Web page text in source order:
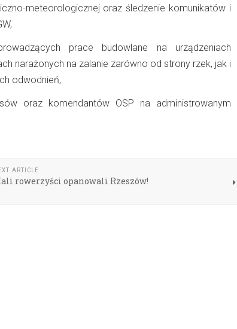
meteorologicznej oraz śledzenie komunikatów i
prace budowlane na urządzeniach
narażonych na zalanie zarówno od strony rzek, jak i
odwodnień,
oraz komendantów OSP na administrowanym
ARTICLE
rowerzyści opanowali Rzeszów!